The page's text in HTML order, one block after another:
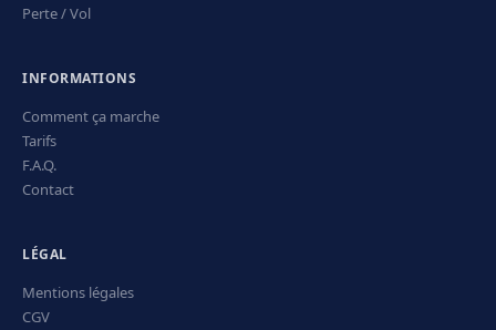
Perte / Vol
INFORMATIONS
Comment ça marche
Tarifs
F.A.Q.
Contact
LÉGAL
Mentions légales
CGV